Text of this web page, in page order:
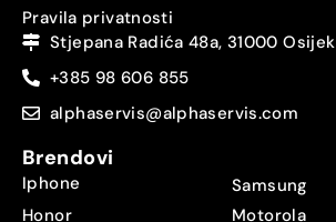
Pravila privatnosti
Stjepana Radića 48a, 31000 Osijek
+385 98 606 855
alphaservis@alphaservis.com
Brendovi
Iphone
Samsung
Honor
Motorola